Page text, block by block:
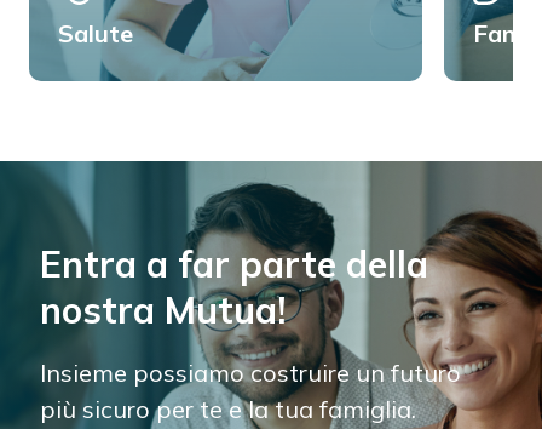
Salute
Entra a far parte della
nostra Mutua!
Insieme possiamo costruire un futuro
più sicuro per te e la tua famiglia.